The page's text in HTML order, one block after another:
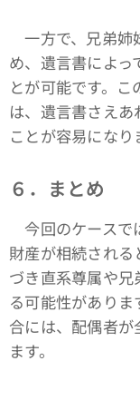
一方で、兄弟姉
め、遺言書によっ
とが可能です。
は、遺言書さえ
ことが容易になり
６．まとめ
今回のケースで
財産が相続され
づき直系尊属や
る可能性があり
合には、配偶者
ます。